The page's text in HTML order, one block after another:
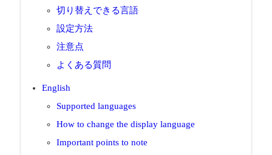
切り替えできる言語
設定方法
注意点
よくある質問
English
Supported languages
How to change the display language
Important points to note